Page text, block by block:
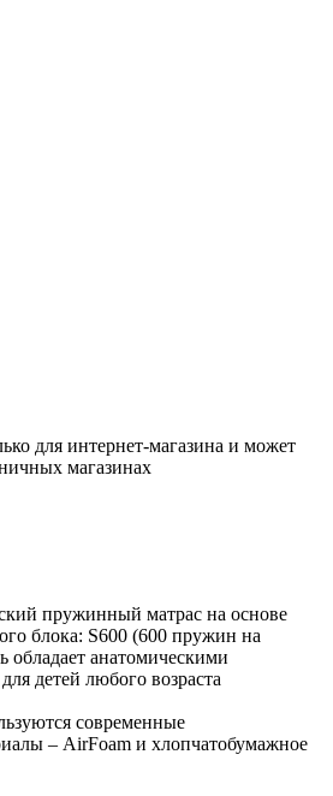
для интернет-магазина и может
магазинах
пружинный матрас на основе
блока: S600 (600 пружин на
обладает анатомическими
детей любого возраста
современные
– AirFoam и хлопчатобумажное